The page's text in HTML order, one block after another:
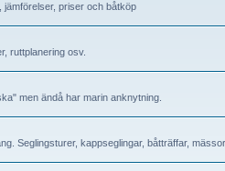
jämförelser, priser och båtköp
ruttplanering osv.
men ändå har marin anknytning.
Seglingsturer, kappseglingar, båtträffar,